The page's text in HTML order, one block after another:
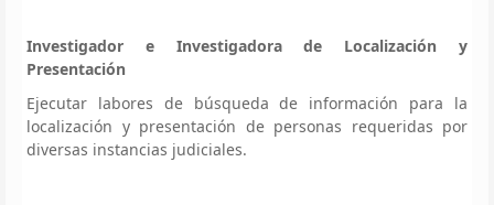
Investigador e Investigadora de Localización y
Presentación
Ejecutar labores de búsqueda de información para la
localización y presentación de personas requeridas por
diversas instancias judiciales.